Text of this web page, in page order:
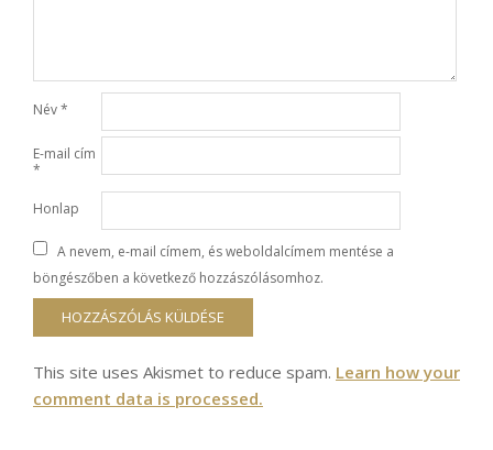
Név*
E-mail cím
*
Honlap
A nevem, e-mail címem, és weboldalcímem mentése a
böngészőben a következő hozzászólásomhoz.
This site uses Akismet to reduce spam. Learn how your
comment data is processed.